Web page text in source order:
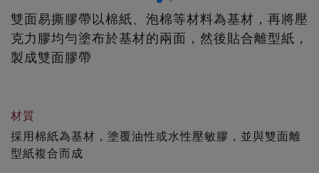
雙面易撕膠帶以棉紙、泡棉等材料為基材，再將壓
克力膠均勻塗布於基材的兩面，然後貼合離型紙，
製成雙面膠帶
材質
採用棉紙為基材，塗覆油性或水性壓敏膠，並與雙面離
型紙複合而成